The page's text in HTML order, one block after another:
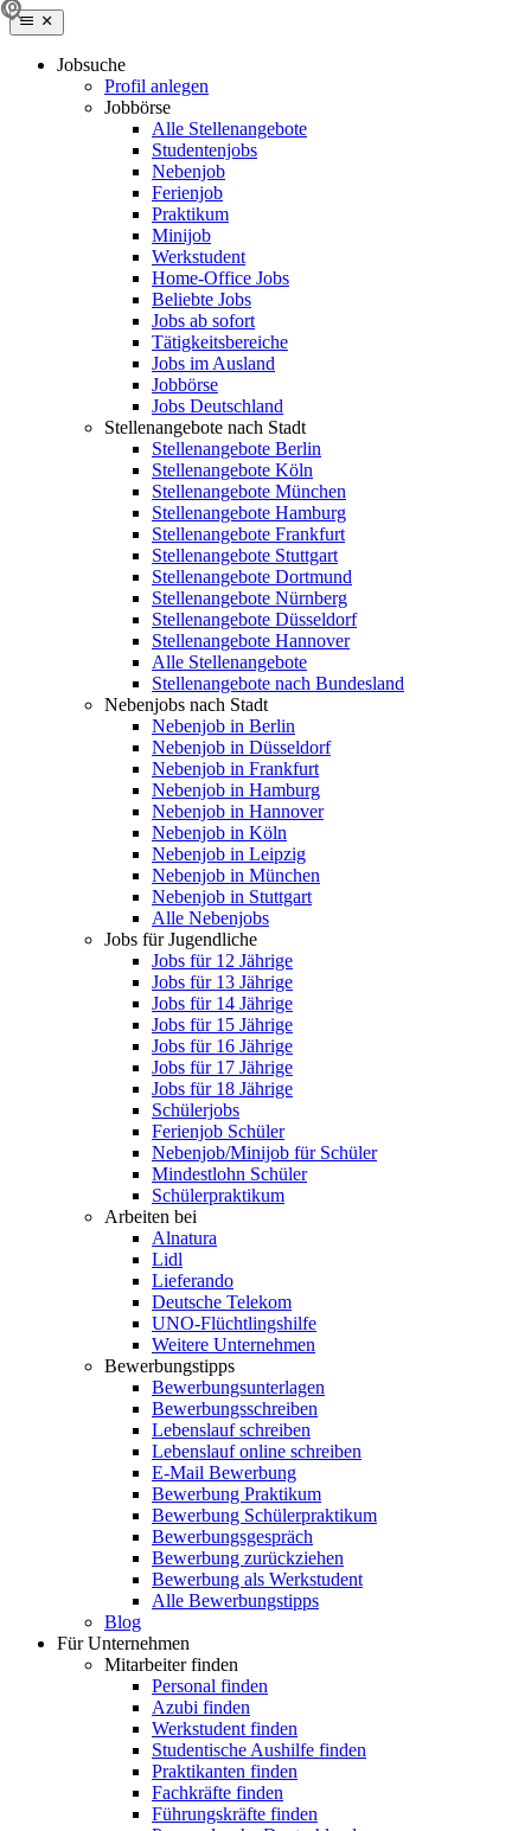
Jobsuche
Profil anlegen
Jobbörse
Alle Stellenangebote
Studentenjobs
Nebenjob
Ferienjob
Praktikum
Minijob
Werkstudent
Home-Office Jobs
Beliebte Jobs
Jobs ab sofort
Tätigkeitsbereiche
Jobs im Ausland
Jobbörse
Jobs Deutschland
Stellenangebote nach Stadt
Stellenangebote Berlin
Stellenangebote Köln
Stellenangebote München
Stellenangebote Hamburg
Stellenangebote Frankfurt
Stellenangebote Stuttgart
Stellenangebote Dortmund
Stellenangebote Nürnberg
Stellenangebote Düsseldorf
Stellenangebote Hannover
Alle Stellenangebote
Stellenangebote nach Bundesland
Nebenjobs nach Stadt
Nebenjob in Berlin
Nebenjob in Düsseldorf
Nebenjob in Frankfurt
Nebenjob in Hamburg
Nebenjob in Hannover
Nebenjob in Köln
Nebenjob in Leipzig
Nebenjob in München
Nebenjob in Stuttgart
Alle Nebenjobs
Jobs für Jugendliche
Jobs für 12 Jährige
Jobs für 13 Jährige
Jobs für 14 Jährige
Jobs für 15 Jährige
Jobs für 16 Jährige
Jobs für 17 Jährige
Jobs für 18 Jährige
Schülerjobs
Ferienjob Schüler
Nebenjob/Minijob für Schüler
Mindestlohn Schüler
Schülerpraktikum
Arbeiten bei
Alnatura
Lidl
Lieferando
Deutsche Telekom
UNO-Flüchtlingshilfe
Weitere Unternehmen
Bewerbungstipps
Bewerbungsunterlagen
Bewerbungsschreiben
Lebenslauf schreiben
Lebenslauf online schreiben
E-Mail Bewerbung
Bewerbung Praktikum
Bewerbung Schülerpraktikum
Bewerbungsgespräch
Bewerbung zurückziehen
Bewerbung als Werkstudent
Alle Bewerbungstipps
Blog
Für Unternehmen
Mitarbeiter finden
Personal finden
Azubi finden
Werkstudent finden
Studentische Aushilfe finden
Praktikanten finden
Fachkräfte finden
Führungskräfte finden